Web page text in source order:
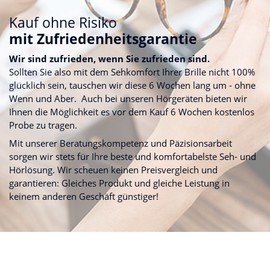
Kauf ohne Risiko
mit Zufriedenheitsgarantie
Wir sind zufrieden, wenn Sie zufrieden sind.
Sollten Sie also mit dem Sehkomfort Ihrer Brille nicht 100%
glücklich sein, tauschen wir diese 6 Wochen lang um - ohne
Wenn und Aber. Auch bei unseren Hörgeräten bieten wir
Ihnen die Möglichkeit es vor dem Kauf 6 Wochen kostenlos
Probe zu tragen.
Mit unserer Beratungskompetenz und Päzisionsarbeit
sorgen wir stets für Ihre beste und komfortabelste Seh- und
Hörlösung. Wir scheuen keinen Preisvergleich und
garantieren: Gleiches Produkt und gleiche Leistung in
keinem anderen Geschäft günstiger!